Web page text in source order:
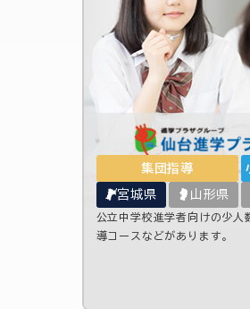
集団指導
宮城県 山形県
公立中学校進学者向けの少人
導コースなどがあります。